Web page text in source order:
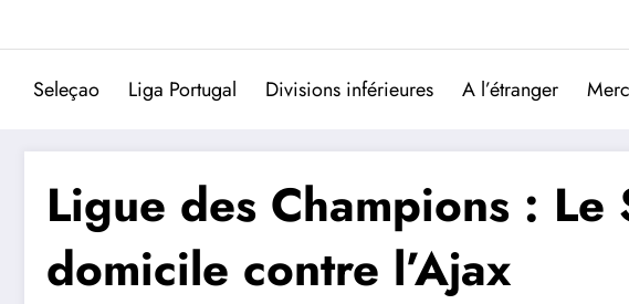
Seleçao Liga Portugal Divisions inférieures A l’étranger
Ligue des Champions :
domicile contre l’Ajax